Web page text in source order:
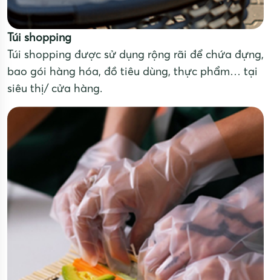
Túi shopping
Túi shopping được sử dụng rộng rãi để chứa đựng,
bao gói hàng hóa, đồ tiêu dùng, thực phẩm… tại
siêu thị/ cửa hàng.